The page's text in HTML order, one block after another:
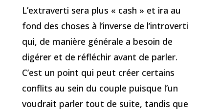
L’extraverti sera plus « cash » et ira au
fond des choses à l’inverse de l’introverti
qui, de manière générale a besoin de
digérer et de réfléchir avant de parler.
C’est un point qui peut créer certains
conflits au sein du couple puisque l’un
voudrait parler tout de suite, tandis que